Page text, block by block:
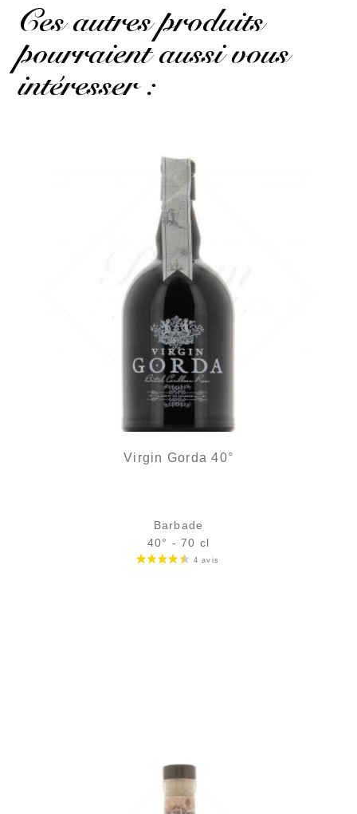
Ces autres produits
pourraient aussi vous
intéresser :
Virgin Gorda 40°
Barbade
40° - 70 cl